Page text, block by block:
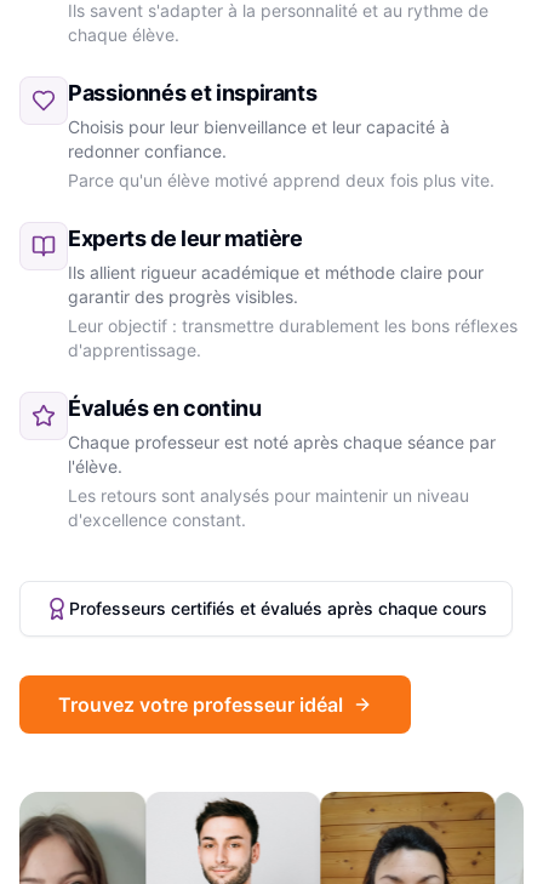
Ils savent s'adapter à la personnalité et au rythme de
chaque élève.
Passionnés et inspirants
Choisis pour leur bienveillance et leur capacité à
redonner confiance.
Parce qu'un élève motivé apprend deux fois plus vite.
Experts de leur matière
Ils allient rigueur académique et méthode claire pour
garantir des progrès visibles.
Leur objectif : transmettre durablement les bons réflexes
d'apprentissage.
Évalués en continu
Chaque professeur est noté après chaque séance par
l'élève.
Les retours sont analysés pour maintenir un niveau
d'excellence constant.
Professeurs certifiés et évalués après chaque cours
Trouvez votre professeur idéal